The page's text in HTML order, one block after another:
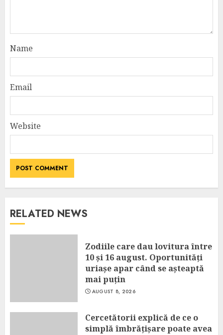
Name
Email
Website
RELATED NEWS
Zodiile care dau lovitura între
10 și 16 august. Oportunități
uriașe apar când se așteaptă
mai puțin
AUGUST 8, 2026
Cercetătorii explică de ce o
simplă îmbrățișare poate avea